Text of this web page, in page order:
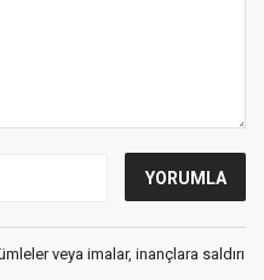
veya imalar, inançlara saldırı